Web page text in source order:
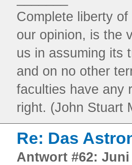
Complete liberty
our opinion, is the
us in assuming its
and on no other
faculties have any
right. (John Stuart
Re: Das
Antwort #62: Juni